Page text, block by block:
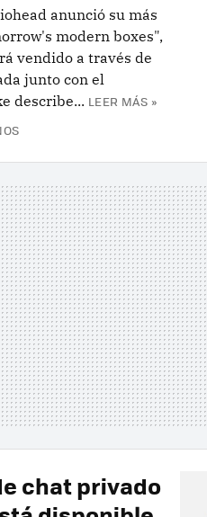
anunció su más
modern boxes",
vendido a través de
junto con el
describe... LEER MÁS »
chat privado